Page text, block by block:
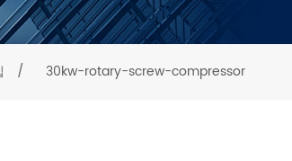
/ 30kw-rotary-screw-compressor